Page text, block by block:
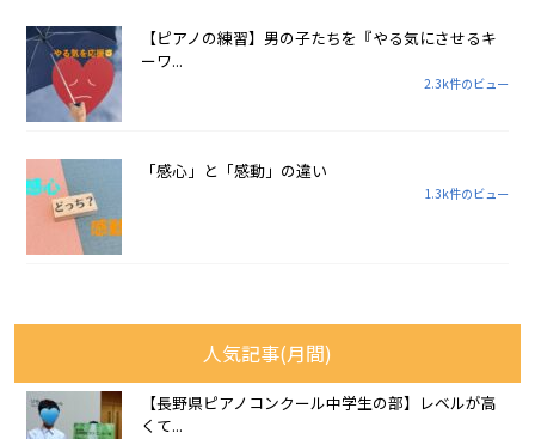
【ピアノの練習】男の子たちを『やる気にさせるキ
ーワ...
2.3k件のビュー
「感心」と「感動」の違い
1.3k件のビュー
人気記事(月間)
【長野県ピアノコンクール中学生の部】レベルが高
くて...